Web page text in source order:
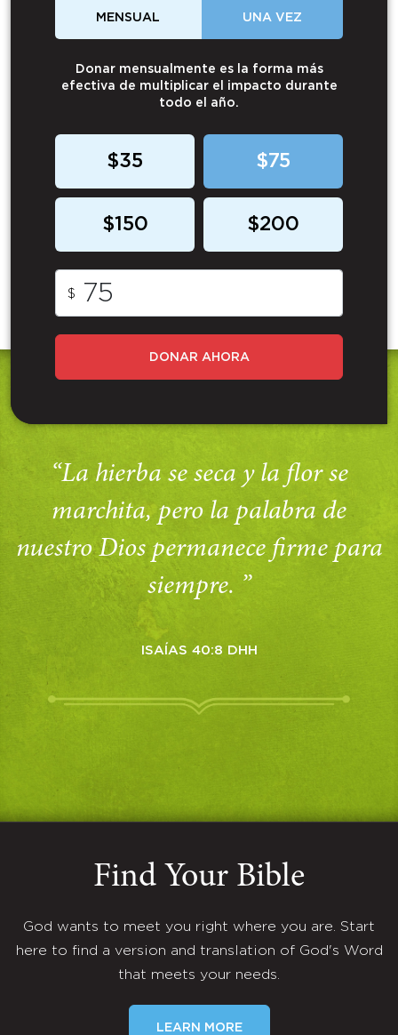
MENSUAL UNA VEZ
Donar mensualmente es la forma más
efectiva de multiplicar el impacto durante
todo el año.
$35 $75
$150 $200
$
DONAR AHORA
“La hierba se seca y la flor se
marchita, pero la palabra de
nuestro Dios permanece firme para
siempre. ”
ISAÍAS 40:8 DHH
Find Your Bible
God wants to meet you right where you are. Start
here to find a version and translation of God's Word
that meets your needs.
LEARN MORE